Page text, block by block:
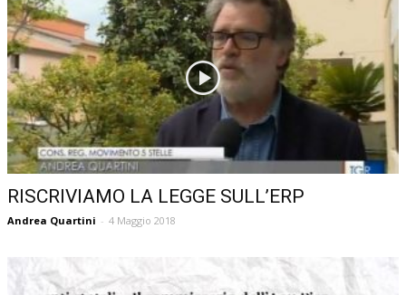
RISCRIVIAMO LA LEGGE SULL’ERP
Andrea Quartini - 4 Maggio 2018